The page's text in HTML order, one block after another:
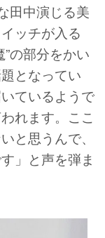
田中演じる美
ッチが入る
の部分をかい
となってい
ているようで
れます。ここ
と思うんで、
」と声を弾ま